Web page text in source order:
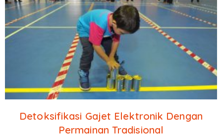
Detoksifikasi Gajet Elektronik Dengan
Permainan Tradisional